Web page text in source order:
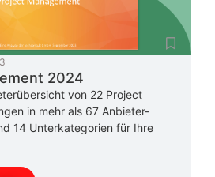
2024
von 22 Project
in mehr als 67 Anbieter-
14 Unterkategorien für Ihre